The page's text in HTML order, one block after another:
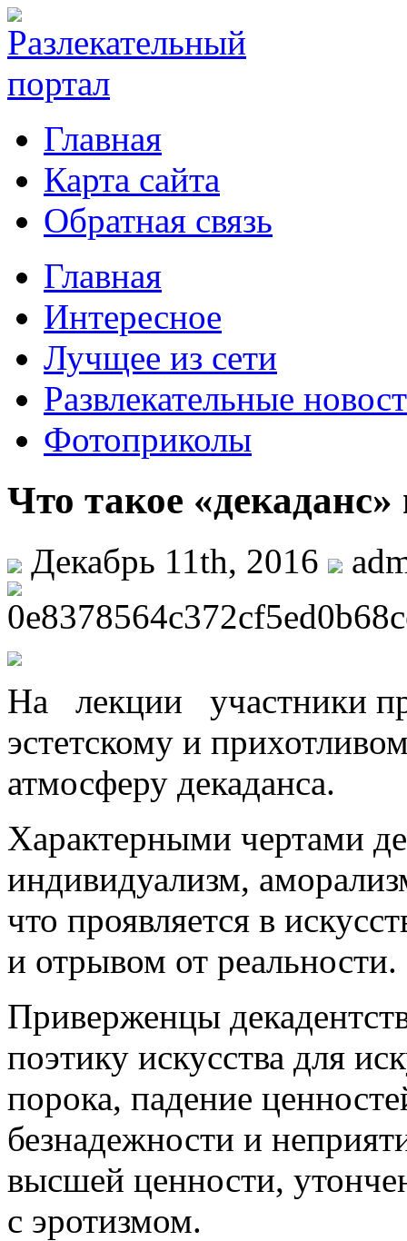
Главная
Карта сайта
Обратная связь
Главная
Интересное
Лучщее из сети
Развлекательные
Фотоприколы
Что такое
Декабрь 11th, 2016
Нa лекции участники
эстетскому и
атмосферу декаданса.
Характерными чертами
индивидуализм,
что проявляется в
и отрывом от
Приверженцы
поэтику искусства для
порока, падение
безнадежности и
высшей ценности,
с эротизмом.